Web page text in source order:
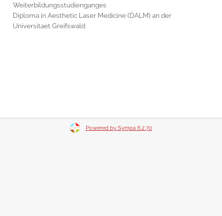
Weiterbildungsstudienganges
Diploma in Aesthetic Laser Medicine (DALM) an der
Universitaet Greifswald
Powered by Sympa 6.2.70